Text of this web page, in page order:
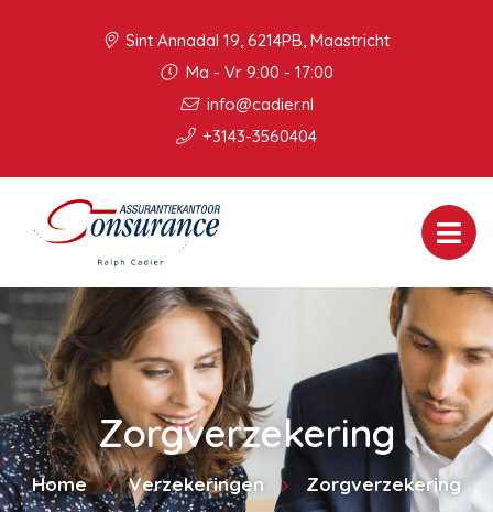
Sint Annadal 19, 6214PB, Maastricht
Ma - Vr 9:00 - 17:00
info@cadier.nl
+3143-3560404
Zorgverzekering
Home Verzekeringen Zorgverzekering